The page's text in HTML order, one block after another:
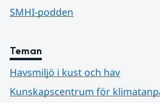
SMHI-podden
Teman
Havsmiljö i kust och hav
Kunskapscentrum för